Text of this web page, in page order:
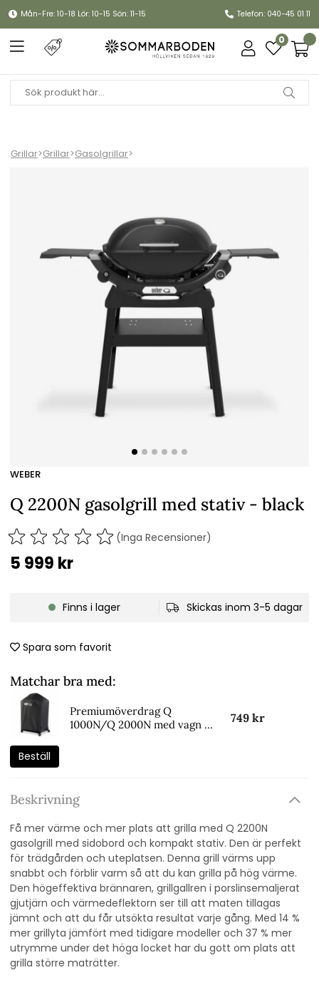
Mån-Fre: 10-18 Lör: 10-15 Sön: 11-15 Telefon: 040-45 01 11
0
Grillar>Grillar>Gasolgrillar>
WEBER
Q 2200N gasolgrill med stativ - black
(Inga Recensioner)
5 999 kr
Finns i lager Skickas inom 3-5 dagar
Spara som favorit
Matchar bra med:
Premiumöverdrag Q
1000N/Q 2000N med vagn -
749 kr
Beställ
Beskrivning
Få mer värme och mer plats att grilla med Q 2200N
gasolgrill med sidobord och kompakt stativ. Den är perfekt
för trädgården och uteplatsen. Denna grill värms upp
snabbt och förblir varm så att du kan grilla på hög värme.
Den högeffektiva brännaren, grillgallren i porslinsemaljerat
gjutjärn och värmedeflektorn ser till att maten tillagas
jämnt och att du får utsökta resultat varje gång. Med 14 %
mer grillyta jämfört med tidigare modeller och 37 % mer
utrymme under det höga locket har du gott om plats att
grilla större maträtter.